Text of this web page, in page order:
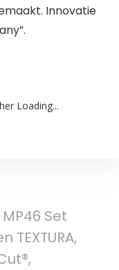
Innovatie
Loading...
Set